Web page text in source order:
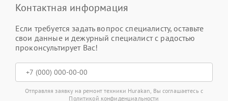
Контактная информация
Если требуется задать вопрос специалисту, оставьте
свои данные и дежурный специалист с радостью
проконсультирует Вас!
Отправляя заявку на ремонт техники Hurakan, Вы соглашаетесь с
Политикой конфиденциальности